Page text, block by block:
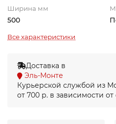
Ширина мм
500
Все характеристики
Доставка в
Эль-Монте
Курьерской службой из
от 700 р. в зависимости от